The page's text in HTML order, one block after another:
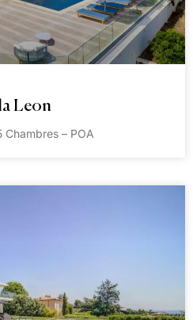
Leon
Chambres – POA